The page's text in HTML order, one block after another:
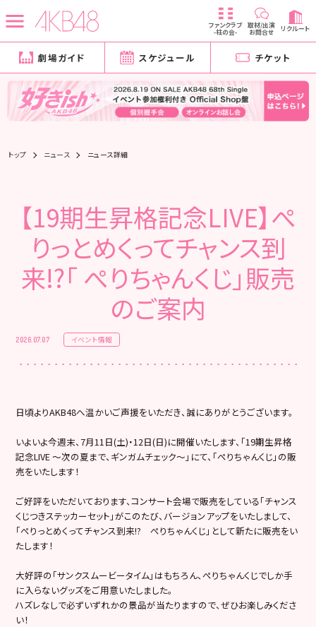
ファンクラブ
-柱の会-
取材/出演
お問合せ リクルート
劇場ガイド スケジュール チケット
トップ ニュース ニュース詳細
【19期生昇格記念LIVE】ぺ
りっとめくってチャンス到
来!?「 ぺりちゃんくじ」販売
のご案内
2026.07.07 イベント情報
日頃よりAKB48へ温かいご声援をいただき、誠にありがとうございます。
いよいよ今週末、7月11日(土)・12日(日)に開催いたします、「19期生昇格
記念LIVE ～次の夏まで、ギンガムチェック～」にて、「ぺりちゃんくじ」の販
売をいたします！
ご好評をいただいております、コンサート会場で販売をしている「チャンス
くじつきステッカーセット」がこのたび、バージョンアップをいたしまして、
「ぺりっとめくってチャンス到来!? ぺりちゃんくじ」として新たに販売をい
たします！
大好評の「サンクスムービータイム」はもちろん、ぺりちゃんくじでしか手
に入らないグッズをご用意いたしました。
ハズレなしで必ずいずれかの景品が当たりますので、ぜひお楽しみくださ
い！